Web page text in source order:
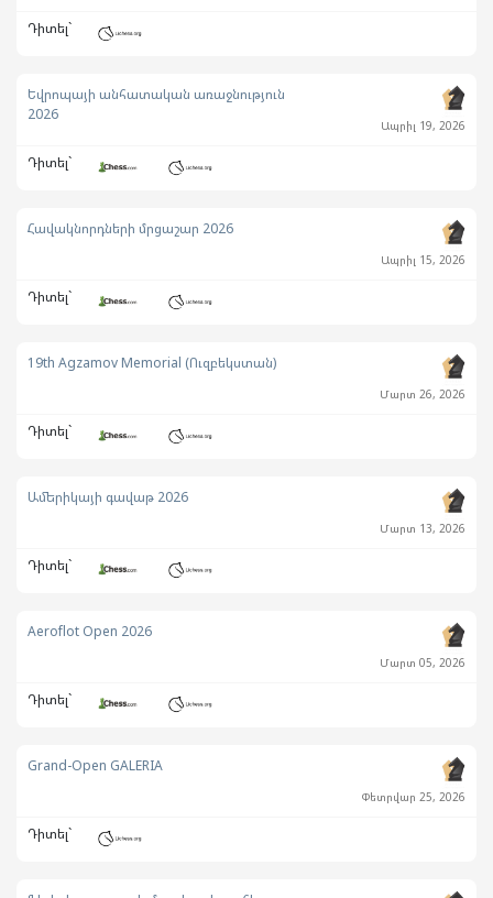
Դիտել`
Եվրոպայի անհատական առաջնություն
2026
Ապրիլ 19, 2026
Դիտել`
Հավակնորդների մրցաշար 2026
Ապրիլ 15, 2026
Դիտել`
19th Agzamov Memorial (Ուզբեկստան)
Մարտ 26, 2026
Դիտել`
Ամերիկայի գավաթ 2026
Մարտ 13, 2026
Դիտել`
Aeroflot Open 2026
Մարտ 05, 2026
Դիտել`
Grand-Open GALERIA
Փետրվար 25, 2026
Դիտել`